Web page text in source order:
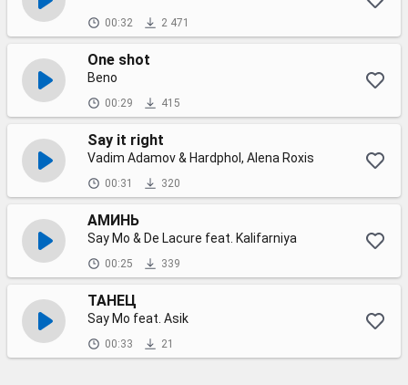
00:32 2 471
One shot
Beno
00:29 415
Say it right
Vadim Adamov & Hardphol, Alena Roxis
00:31 320
АМИНЬ
Say Mo & De Lacure feat. Kalifarniya
00:25 339
ТАНЕЦ
Say Mo feat. Asik
00:33 21